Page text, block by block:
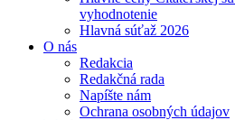
vyhodnotenie
Hlavná súťaž 2026
O nás
Redakcia
Redakčná rada
Napíšte nám
Ochrana osobných údajov